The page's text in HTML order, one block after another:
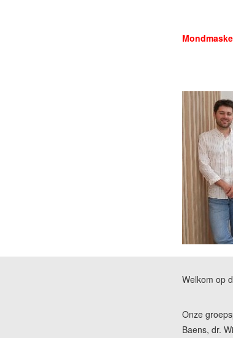
Welkom op
Onze
Baens, dr.